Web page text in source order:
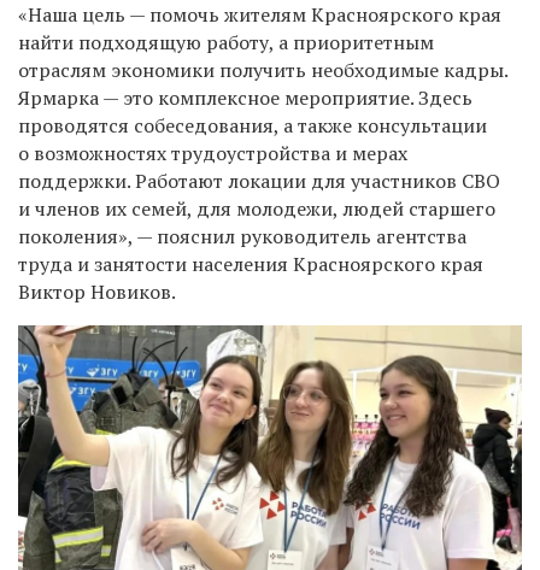
«Наша цель — помочь жителям Красноярского края
найти подходящую работу, а приоритетным
отраслям экономики получить необходимые кадры.
Ярмарка — это комплексное мероприятие. Здесь
проводятся собеседования, а также консультации
о возможностях трудоустройства и мерах
поддержки. Работают локации для участников СВО
и членов их семей, для молодежи, людей старшего
поколения», — пояснил руководитель агентства
труда и занятости населения Красноярского края
Виктор Новиков.